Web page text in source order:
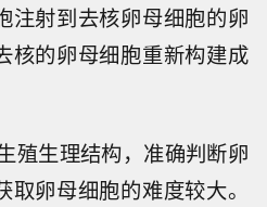
注射到去核卵母细胞的卵
核的卵母细胞重新构建成
殖生理结构，准确判断卵
卵母细胞的难度较大。